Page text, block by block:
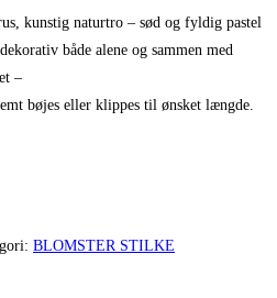
kunstig naturtro – sød og fyldig pastel
både alene og sammen med
–
bøjes eller klippes til ønsket længde.
BLOMSTER STILKE